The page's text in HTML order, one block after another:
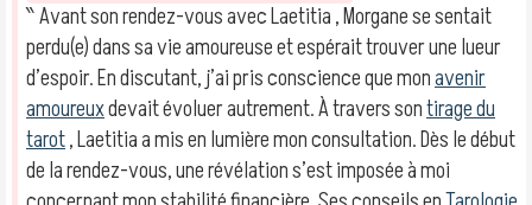
‶ Avant son rendez-vous avec Laetitia , Morgane se sentait
perdu(e) dans sa vie amoureuse et espérait trouver une lueur
d’espoir. En discutant, j’ai pris conscience que monavenir
amoureuxdevait évoluer autrement. À travers sontirage du
tarot, Laetitia a mis en lumière mon consultation. Dès le début
de la rendez-vous, une révélation s’est imposée à moi